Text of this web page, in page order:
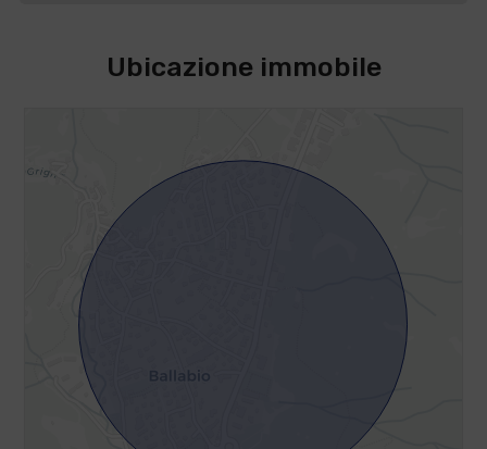
Ubicazione immobile